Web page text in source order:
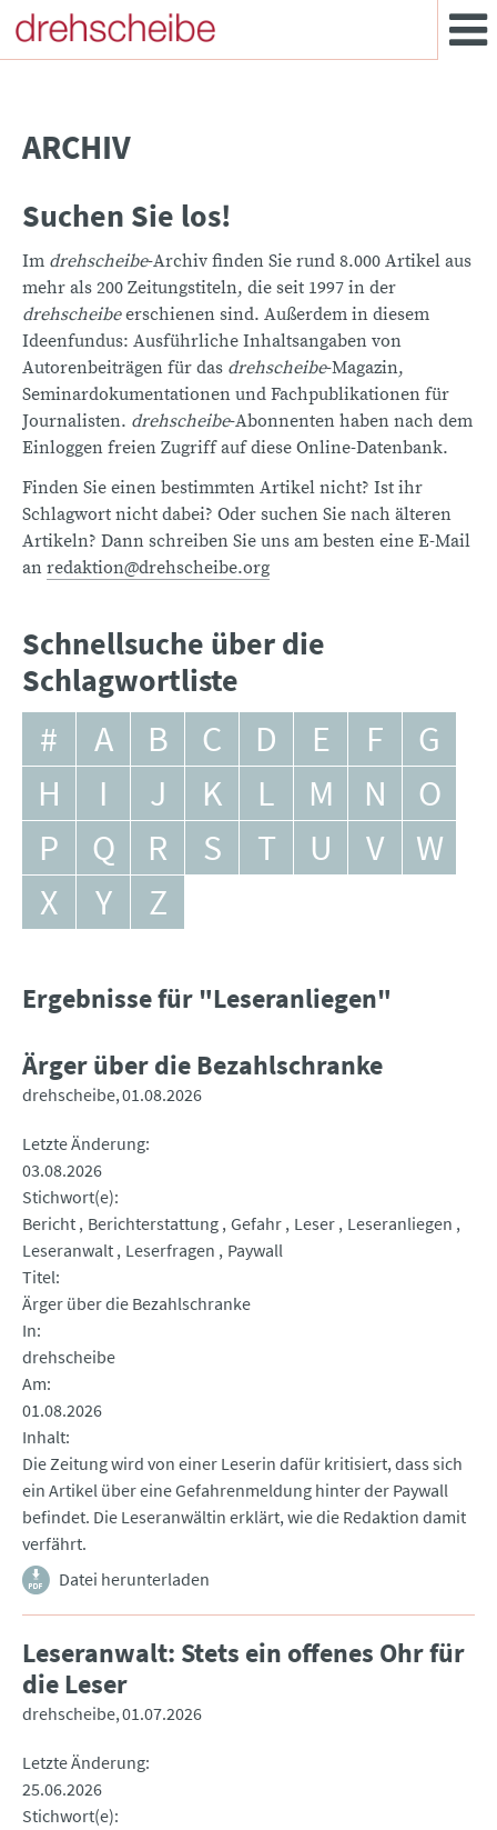
ARCHIV
Suchen Sie los!
Im drehscheibe-Archiv finden Sie rund 8.000 Artikel aus
mehr als 200 Zeitungstiteln, die seit 1997 in der
drehscheibeerschienen sind. Außerdem in diesem
Ideenfundus: Ausführliche Inhaltsangaben von
Autorenbeiträgen für das drehscheibe-Magazin,
Seminardokumentationen und Fachpublikationen für
Journalisten. drehscheibe-Abonnenten haben nach dem
Einloggen freien Zugriff auf diese Online-Datenbank.
Finden Sie einen bestimmten Artikel nicht? Ist ihr
Schlagwort nicht dabei? Oder suchen Sie nach älteren
Artikeln? Dann schreiben Sie uns am besten eine E-Mail
an redaktion@drehscheibe.org
Schnellsuche über die
Schlagwortliste
# A B C D E F
G
H
I J K L M N
O
P
Q R S T U V
W
X
Y Z
Ergebnisse für "Leseranliegen"
Ärger über die Bezahlschranke
drehscheibe 01.08.2026
Letzte Änderung
03.08.2026
Stichwort(e)
Bericht Berichterstattung Gefahr Leser Leseranliegen
Leseranwalt Leserfragen
Paywall
Titel
Ärger über die Bezahlschranke
In
drehscheibe
Am
01.08.2026
Inhalt
Die Zeitung wird von einer Leserin dafür kritisiert, dass sich
ein Artikel über eine Gefahrenmeldung hinter der Paywall
befindet. Die Leseranwältin erklärt, wie die Redaktion damit
verfährt.
Datei herunterladen
Leseranwalt: Stets ein offenes Ohr für
die Leser
drehscheibe 01.07.2026
Letzte Änderung
25.06.2026
Stichwort(e)